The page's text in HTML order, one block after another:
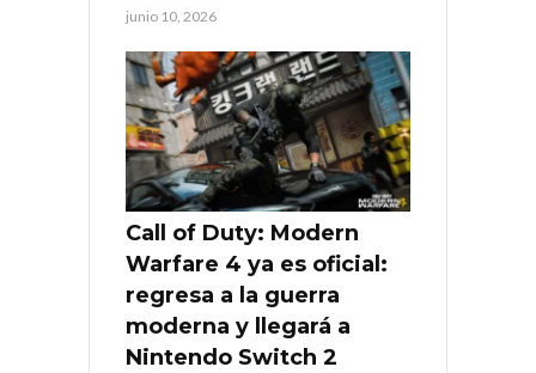
junio 10, 2026
Call of Duty: Modern
Warfare 4 ya es oficial:
regresa a la guerra
moderna y llegará a
Nintendo Switch 2